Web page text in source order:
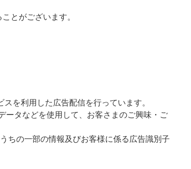
とがございます。
を利用した広告配信を行っています。
ータなどを使用して、お客さまのご興味・ご
ちの一部の情報及びお客様に係る広告識別子